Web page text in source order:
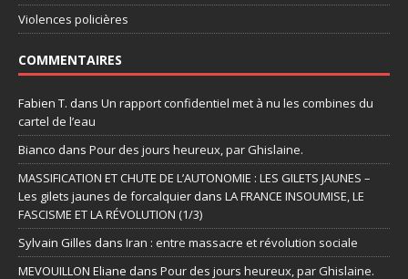
Violences policières
COMMENTAIRES
Fabien T. dans Un rapport confidentiel met à nu les combines du
cartel de l’eau
Bianco dans Pour des jours heureux, par Ghislaine.
MASSIFICATION ET CHUTE DE L’AUTONOMIE : LES GILETS JAUNES –
Les gilets jaunes de forcalquier dans LA FRANCE INSOUMISE, LE
FASCISME ET LA RÉVOLUTION (1/3)
Sylvain Gilles dans Iran : entre massacre et révolution sociale
MEVOUILLON Eliane dans Pour des jours heureux, par Ghislaine.